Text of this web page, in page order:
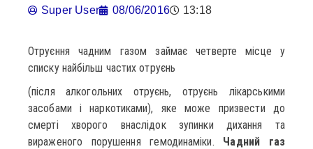
Super User 08/06/2016 13:18
Отруєння чадним газом займає четверте місце у
списку найбільш частих отруєнь
(після алкогольних отруєнь, отруєнь лікарськими
засобами і наркотиками), яке може призвести до
смерті хворого внаслідок зупинки дихання та
вираженого порушення гемодинаміки. Чадний газ